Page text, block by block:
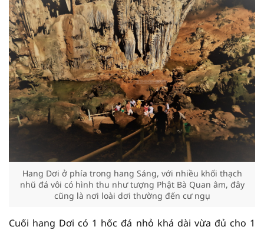
Hang Dơi ở phía trong hang Sáng, với nhiều khối thạch
nhũ đá vôi có hình thu như tượng Phật Bà Quan âm, đây
cũng là nơi loài dơi thường đến cư ngụ
Cuối hang Dơi có 1 hốc đá nhỏ khá dài vừa đủ cho 1